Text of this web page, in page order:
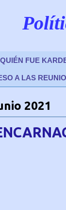
FUE
A LAS
2021